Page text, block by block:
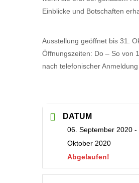
Einblicke und Botschaften
Ausstellung geöffnet bis 31.
Öffnungszeiten: Do – So von
nach telefonischer Anmeldung
DATUM
06. September 2020 -
Oktober 2020
Abgelaufen!